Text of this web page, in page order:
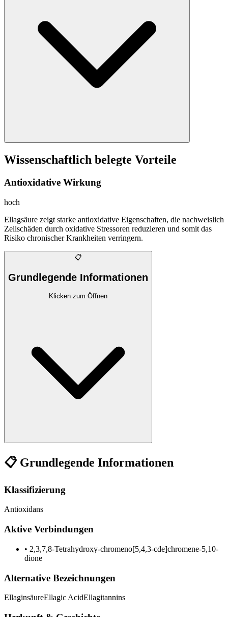
Wissenschaftlich belegte Vorteile
Antioxidative Wirkung
hoch
Ellagsäure zeigt starke antioxidative Eigenschaften, die nachweislich
Zellschäden durch oxidative Stressoren reduzieren und somit das
Risiko chronischer Krankheiten verringern.
📋
Grundlegende Informationen
Klicken zum Öffnen
📋 Grundlegende Informationen
Klassifizierung
Antioxidans
Aktive Verbindungen
• 2,3,7,8-Tetrahydroxy-chromeno[5,4,3-cde]chromene-5,10-
dione
Alternative Bezeichnungen
EllaginsäureEllagic AcidEllagitannins